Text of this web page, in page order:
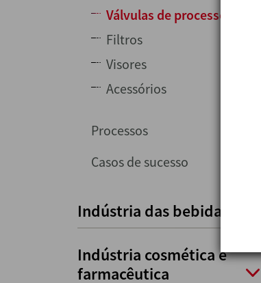
Válvulas de processo
Filtros
Visores
Acessórios
Processos
Casos de sucesso
Indústria das bebidas
Indústria cosmética e
farmacêutica